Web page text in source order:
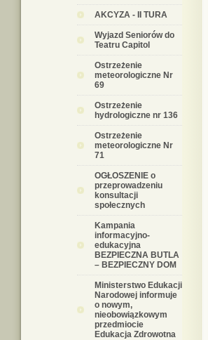
AKCYZA - II TURA
Wyjazd Seniorów do
Teatru Capitol
Ostrzeżenie
meteorologiczne Nr
69
Ostrzeżenie
hydrologiczne nr 136
Ostrzeżenie
meteorologiczne Nr
71
OGŁOSZENIE o
przeprowadzeniu
konsultacji
społecznych
Kampania
informacyjno-
edukacyjna
BEZPIECZNA BUTLA
– BEZPIECZNY DOM
Ministerstwo Edukacji
Narodowej informuje
o nowym,
nieobowiązkowym
przedmiocie
Edukacja Zdrowotna